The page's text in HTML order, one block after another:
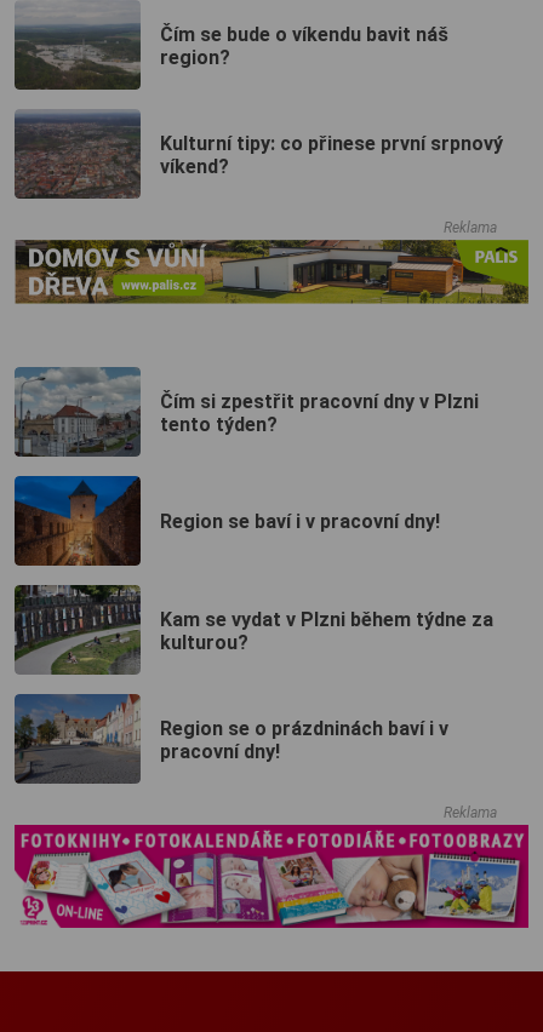
Čím se bude o víkendu bavit náš
region?
Kulturní tipy: co přinese první srpnový
víkend?
Reklama
Čím si zpestřit pracovní dny v Plzni
tento týden?
Region se baví i v pracovní dny!
Kam se vydat v Plzni během týdne za
kulturou?
Region se o prázdninách baví i v
pracovní dny!
Reklama